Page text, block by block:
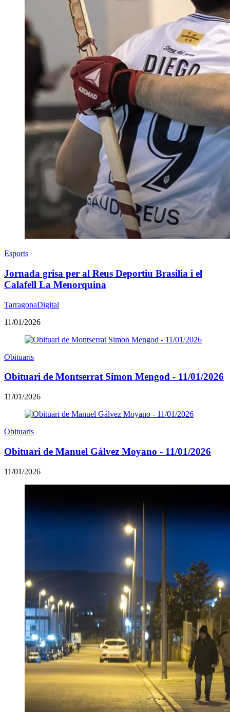
Esports
Jornada grisa per al Reus Deportiu Brasilia i el
Calafell La Menorquina
TarragonaDigital
11/01/2026
Obituaris
Obituari de Montserrat Simon Mengod - 11/01/2026
11/01/2026
Obituaris
Obituari de Manuel Gálvez Moyano - 11/01/2026
11/01/2026